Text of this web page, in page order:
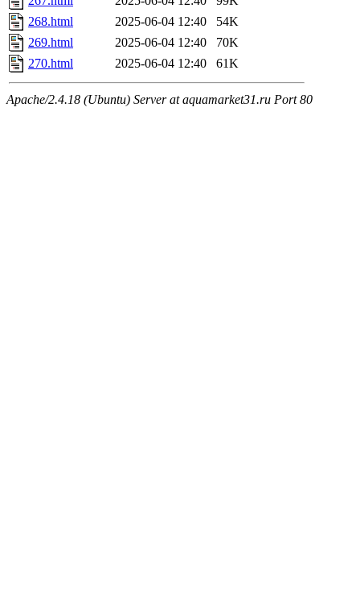
268.html
2025-06-04 12:40
54K
269.html
2025-06-04 12:40
70K
270.html
2025-06-04 12:40 61K
Apache/2.4.18 (Ubuntu) Server at aquamarket31.ru Port 80